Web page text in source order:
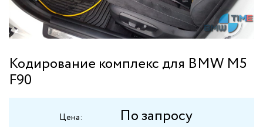
Кодирование комплекс для BMW M5
F90
Цена: По запросу